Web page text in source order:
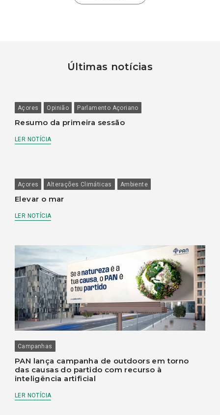
Últimas notícias
Açores Opinião Parlamento Açoriano
Resumo da primeira sessão
LER NOTÍCIA
Açores Alterações Climáticas Ambiente
Elevar o mar
LER NOTÍCIA
Campanhas
PAN lança campanha de outdoors em torno
das causas do partido com recurso à
inteligência artificial
LER NOTÍCIA